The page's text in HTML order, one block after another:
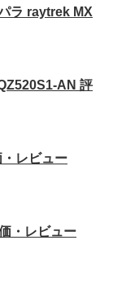
ラ raytrek MX
AN 評
レビュー
・レビュー